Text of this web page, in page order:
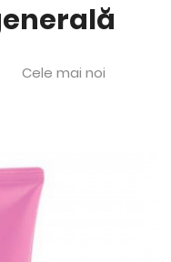
Cele mai noi